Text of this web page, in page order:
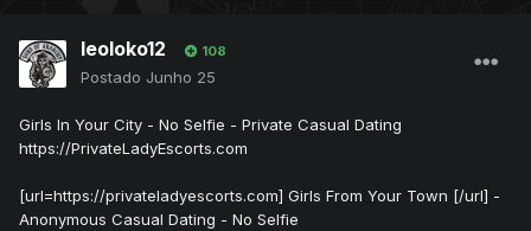
leoloko12 108
Postado Junho 25
Girls In Your City - No Selfie - Private Casual Dating
https://PrivateLadyEscorts.com
[url=https://privateladyescorts.com] Girls From Your Town [/url] -
Anonymous Casual Dating - No Selfie